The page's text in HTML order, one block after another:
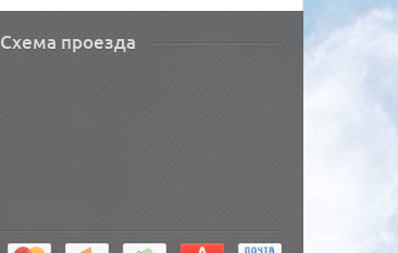
Схема проезда